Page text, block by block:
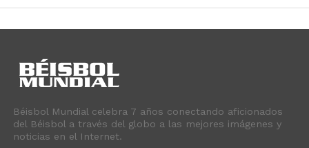
Béisbol Mundial celebra 7 años conectando aficionados
del Béisbol a través del globo a las mejores imágenes y
noticias en el Internet.